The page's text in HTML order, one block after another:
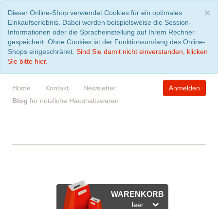
×
Dieser Online-Shop verwendet Cookies für ein optimales
Einkaufserlebnis. Dabei werden beispielsweise die Session-
Informationen oder die Spracheinstellung auf Ihrem Rechner
gespeichert. Ohne Cookies ist der Funktionsumfang des Online-
Shops eingeschränkt. Sind Sie damit nicht einverstanden, klicken
Sie bitte hier.
Home Kontakt
Newsletter
Blog für nützliche Haushaltswaren
Anmelden
WARENKORB
leer